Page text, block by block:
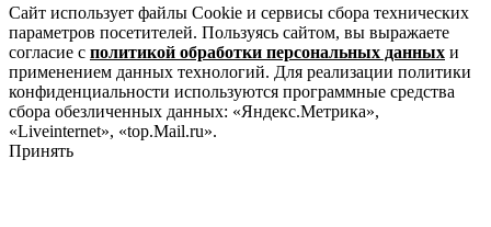
Сайт использует файлы Cookie и сервисы сбора технических
параметров посетителей. Пользуясь сайтом, вы выражаете
согласие с политикой обработки персональных данных и
применением данных технологий. Для реализации политики
конфиденциальности используются программные средства
сбора обезличенных данных: «Яндекс.Метрика»,
«Liveinternet», «top.Mail.ru».
Принять